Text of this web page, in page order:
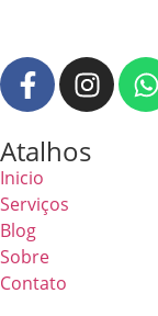
Atalhos
Inicio
Serviços
Blog
Sobre
Contato